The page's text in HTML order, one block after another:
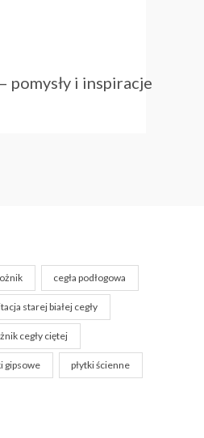
pomysły i inspiracje
cegła podłogowa
starej białej cegły
cegły ciętej
gipsowe płytki ścienne